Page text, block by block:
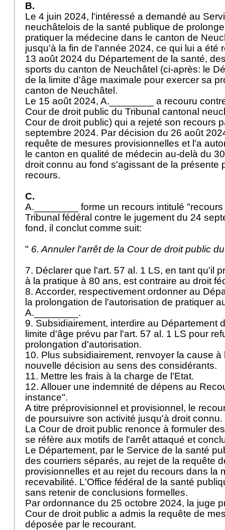
B.
Le 4 juin 2024, l'intéressé a demandé au
neuchâtelois de la santé publique de
pratiquer la médecine dans le canton de
jusqu'à la fin de l'année 2024, ce qui lui a été
13 août 2024 du Département de la santé,
sports du canton de Neuchâtel (ci-après: le
de la limite d'âge maximale pour exercer sa
canton de Neuchâtel.
Le 15 août 2024, A.________ a recouru
Cour de droit public du Tribunal cantonal
Cour de droit public) qui a rejeté son recours
septembre 2024. Par décision du 26 août
requête de mesures provisionnelles et l'a
le canton en qualité de médecin au-delà du
droit connu au fond s'agissant de la présente
recours.
C.
A.________ forme un recours intitulé
Tribunal fédéral contre le jugement du 24
fond, il conclut comme suit:
" 6. Annuler l'arrêt de la Cour de droit public
7. Déclarer que l'art. 57 al. 1 LS, en tant qu'il
à la pratique à 80 ans, est contraire au droit
8. Accorder, respectivement ordonner au
la prolongation de l'autorisation de pratiquer
A.________.
9. Subsidiairement, interdire au Département
limite d'âge prévu par l'art. 57 al. 1 LS pour
prolongation d'autorisation.
10. Plus subsidiairement, renvoyer la cause à
nouvelle décision au sens des considérants.
11. Mettre les frais à la charge de l'Etat.
12. Allouer une indemnité de dépens au
instance".
A titre préprovisionnel et provisionnel, le
de poursuivre son activité jusqu'à droit connu.
La Cour de droit public renonce à formuler
se réfère aux motifs de l'arrêt attaqué et
Le Département, par le Service de la santé
des courriers séparés, au rejet de la requête
provisionnelles et au rejet du recours dans la
recevabilité. L'Office fédéral de la santé
sans retenir de conclusions formelles.
Par ordonnance du 25 octobre 2024, la juge
Cour de droit public a admis la requête de
déposée par le recourant.